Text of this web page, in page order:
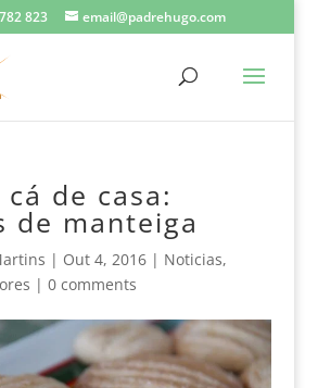
823 email@padrehugo.com
cá de casa:
de manteiga
| Out 4, 2016| Noticias,
| 0 comments